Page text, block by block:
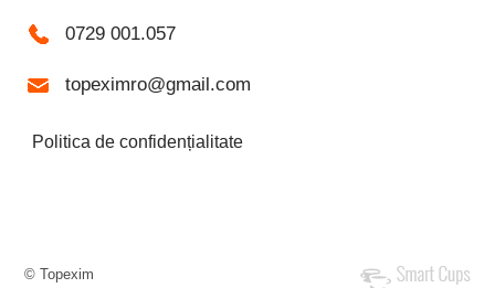
0729 001.057
topeximro@gmail.com
Politica de confidențialitate
© Topexim